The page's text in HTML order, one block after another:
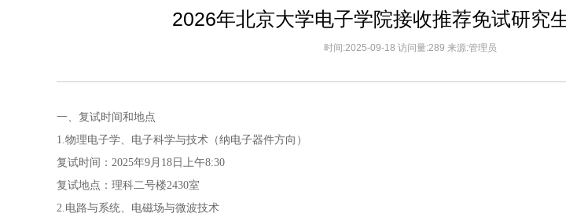
2026年北京大学电子学院接收推荐免试研究
时间:2025-09-18 访问量:289 来源:管理员
一、复试时间和地点
1.物理电子学、电子科学与技术（纳电子器件方向）
复试时间：2025年9月18日上午8:30
复试地点：理科二号楼2430室
2.电路与系统、电磁场与微波技术